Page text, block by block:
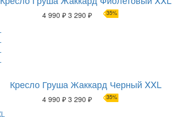
4 990 ₽ 3 290 ₽ 35%
Кресло Груша Жаккард Черный XXL
4 990 ₽ 3 290 ₽ 35%